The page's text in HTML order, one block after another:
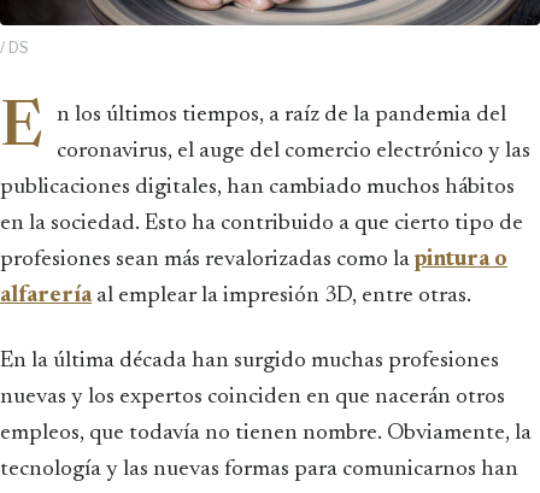
/ DS
E
n los últimos tiempos, a raíz de la pandemia del
coronavirus, el auge del comercio electrónico y las
publicaciones digitales, han cambiado muchos hábitos
en la sociedad. Esto ha contribuido a que cierto tipo de
profesiones sean más revalorizadas como la pintura o
alfareríaal emplear la impresión 3D, entre otras.
En la última década han surgido muchas profesiones
nuevas y los expertos coinciden en que nacerán otros
empleos, que todavía no tienen nombre. Obviamente, la
tecnología y las nuevas formas para comunicarnos han